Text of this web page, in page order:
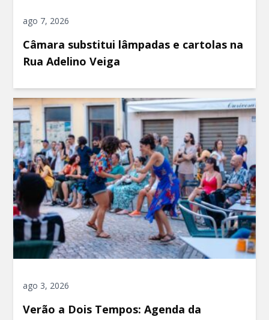
ago 7, 2026
Câmara substitui lâmpadas e cartolas na
Rua Adelino Veiga
ago 3, 2026
Verão a Dois Tempos: Agenda da